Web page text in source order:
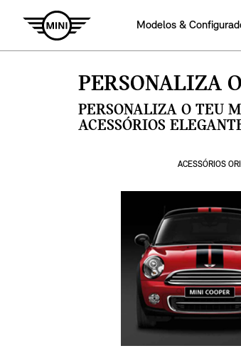
Modelos &
PERSONALIZA
PERSONALIZA O TEU
ACESSÓRIOS
ACESSÓRIOS